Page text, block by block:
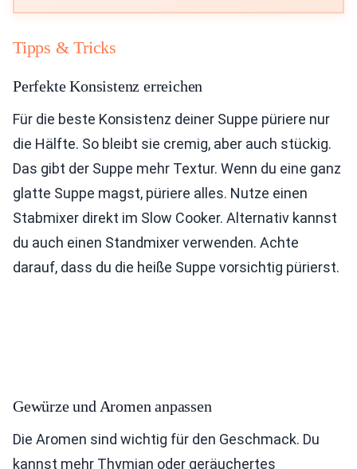
Tipps & Tricks
Perfekte Konsistenz erreichen
Für die beste Konsistenz deiner Suppe püriere nur
die Hälfte. So bleibt sie cremig, aber auch stückig.
Das gibt der Suppe mehr Textur. Wenn du eine ganz
glatte Suppe magst, püriere alles. Nutze einen
Stabmixer direkt im Slow Cooker. Alternativ kannst
du auch einen Standmixer verwenden. Achte
darauf, dass du die heiße Suppe vorsichtig pürierst.
Gewürze und Aromen anpassen
Die Aromen sind wichtig für den Geschmack. Du
kannst mehr Thymian oder geräuchertes